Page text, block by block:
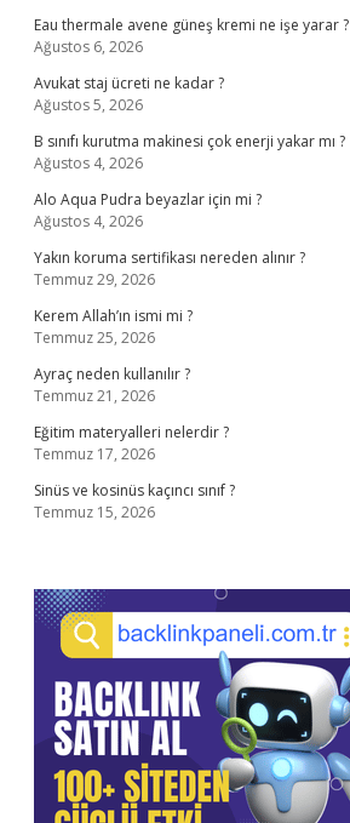
Eau thermale avene güneş kremi ne işe yarar ?
Ağustos 6, 2026
Avukat staj ücreti ne kadar ?
Ağustos 5, 2026
B sınıfı kurutma makinesi çok enerji yakar mı ?
Ağustos 4, 2026
Alo Aqua Pudra beyazlar için mi ?
Ağustos 4, 2026
Yakın koruma sertifikası nereden alınır ?
Temmuz 29, 2026
Kerem Allah’ın ismi mi ?
Temmuz 25, 2026
Ayraç neden kullanılır ?
Temmuz 21, 2026
Eğitim materyalleri nelerdir ?
Temmuz 17, 2026
Sinüs ve kosinüs kaçıncı sınıf ?
Temmuz 15, 2026